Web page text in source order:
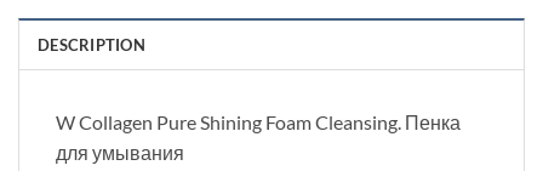
DESCRIPTION
W Collagen Pure Shining Foam Cleansing. Пенка
для умывания